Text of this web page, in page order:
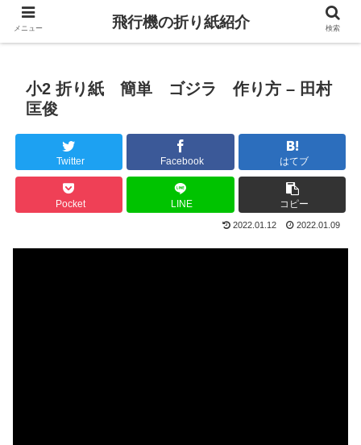
小2 折り紙 簡単 ゴジラ 作り方 – 田村
匡俊
Twitter Facebook はてブ
Pocket LINE コピー
2022.01.12 2022.01.09
メニュー 飛行機の折り紙紹介 検索